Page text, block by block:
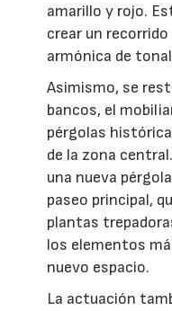
amarillo y rojo.
crear un
armónica de
Asimismo, se
bancos, el
pérgolas
de la zona
una nueva
paseo principal,
plantas
los elementos
nuevo espacio.
La actuación